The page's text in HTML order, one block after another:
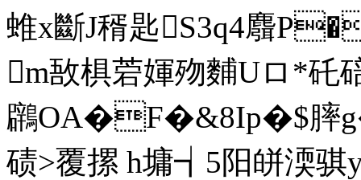
蜼x斷J稰匙S3q4麛
m敔 椇菪媈歾麱Uロ*矺
鸊OA�F�&8Ip�$膟
碛>覆摞 h墉┪5阳皏渜